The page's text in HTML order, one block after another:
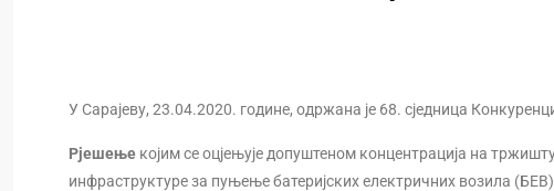
У Сарајеву, 23.04.2020. године, одржана је 68. сједница
Рјешење којим се оцјењује допуштеном концентрација на
инфраструктуре за пуњење батеријских електричних возила